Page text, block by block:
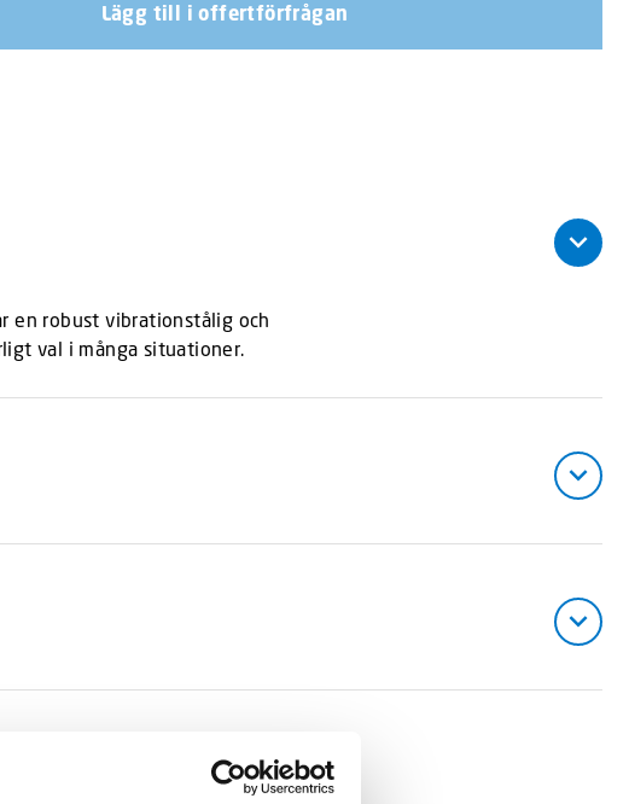
Lägg till i offertförfrågan
en robust vibrationstålig och
val i många situationer.